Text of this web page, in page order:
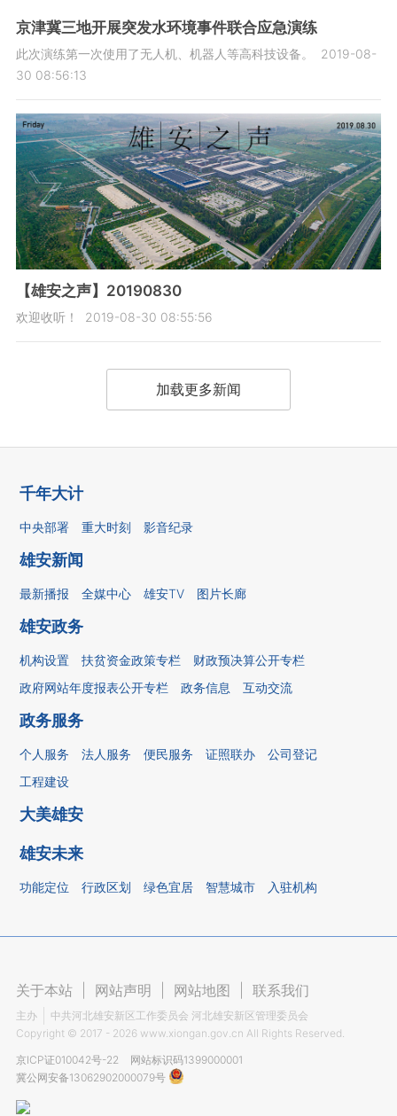
京津冀三地开展突发水环境事件联合应急演练
此次演练第一次使用了无人机、机器人等高科技设备。
2019-08-
30 08:56:13
【雄安之声】20190830
欢迎收听！ 2019-08-30 08:55:56
加载更多新闻
千年大计
中央部署 重大时刻 影音纪录
雄安新闻
最新播报 全媒中心 雄安TV 图片长廊
雄安政务
机构设置 扶贫资金政策专栏
财政预决算公开专栏
政府网站年度报表公开专栏
政务信息 互动交流
政务服务
个人服务 法人服务 便民服务 证照联办
公司登记
工程建设
大美雄安
雄安未来
功能定位 行政区划 绿色宜居 智慧城市 入驻机构
关于本站 网站声明 网站地图 联系我们
主办
中共河北雄安新区工作委员会 河北雄安新区管理委员会
Copyright © 2017 - 2026 www.xiongan.gov.cn All Rights Reserved.
京ICP证010042号-22
网站标识码1399000001
冀公网安备13062902000079号